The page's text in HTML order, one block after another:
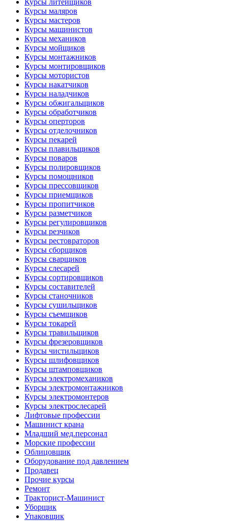
Курсы литейщиков
Курсы маляров
Курсы мастеров
Курсы машинистов
Курсы механиков
Курсы мойщиков
Курсы монтажников
Курсы монтировщиков
Курсы мотористов
Курсы накатчиков
Курсы наладчиков
Курсы обжигальщиков
Курсы обработчиков
Курсы оперторов
Курсы отделочников
Курсы пекарей
Курсы плавильщиков
Курсы поваров
Курсы полировщиков
Курсы помощников
Курсы прессовщиков
Курсы приемщиков
Курсы пропитчиков
Курсы разметчиков
Курсы регулировщиков
Курсы резчиков
Курсы рестовраторов
Курсы сборщиков
Курсы сварщиков
Курсы слесарей
Курсы сортировщиков
Курсы составителей
Курсы станочников
Курсы сушильщиков
Курсы съемщиков
Курсы токарей
Курсы травильщиков
Курсы фрезеровщиков
Курсы чистильщиков
Курсы шлифовщиков
Курсы штамповщиков
Курсы электромехаников
Курсы электромонтажников
Курсы электромонтеров
Курсы электрослесарей
Лифтовые профессии
Машинист крана
Младщий мед.персонал
Морские профессии
Облицовщик
Оборудование под давлением
Продавец
Прочие курсы
Ремонт
Тракторист-Машинист
Уборщик
Упаковщик